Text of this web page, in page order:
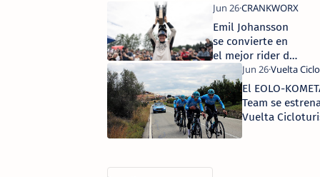
exclusivos de
entrenamiento
de los ciclistas
profesionales
Emil Johansson
se convierte en
el mejor rider de
la historia del
Crankworx World
Tour
El EOLO-
Team se
Vuelta